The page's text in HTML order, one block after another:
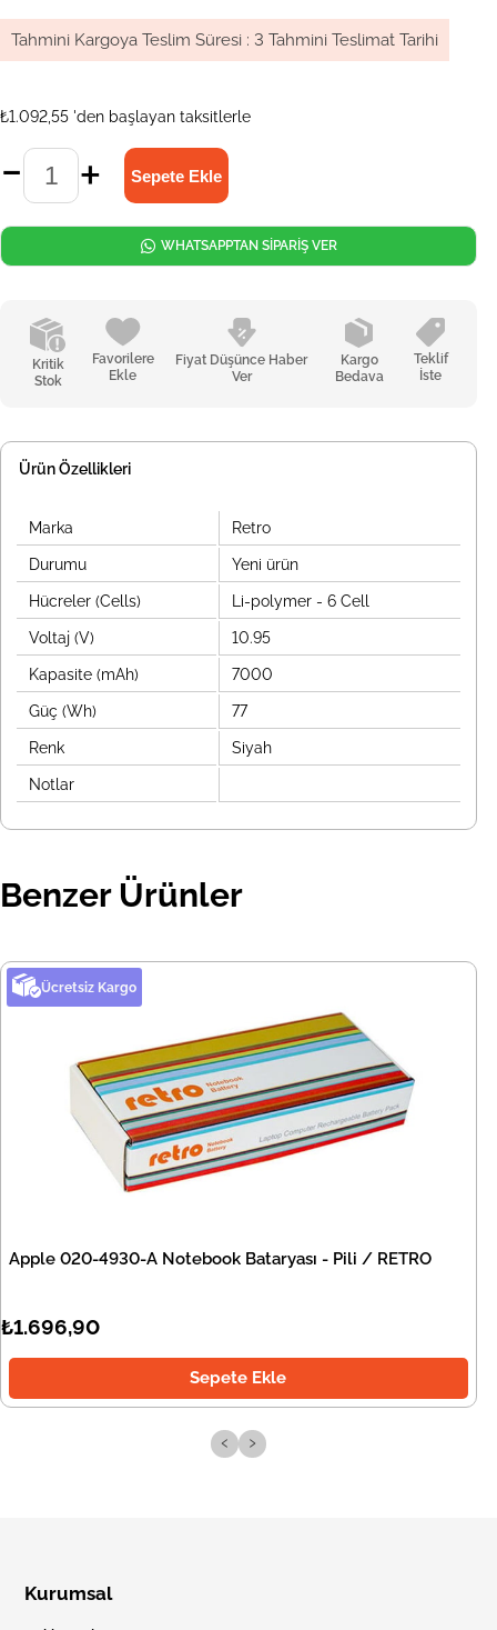
Tahmini Kargoya Teslim Süresi : 3 Tahmini Teslimat Tarihi
₺1.092,55 'den başlayan taksitlerle
Kritik
Stok
Favorilere
Ekle
Fiyat Düşünce Haber
Ver
Kargo
Bedava
Teklif
İste
WHATSAPPTAN SİPARİŞ VER
Ürün Özellikleri
Marka Retro
Durumu Yeni ürün
Hücreler (Cells) Li-polymer - 6 Cell
Voltaj (V) 10.95
Kapasite (mAh) 7000
Güç (Wh) 77
Renk Siyah
Notlar
Benzer Ürünler
Ücretsiz Kargo
Apple 020-4930-A Notebook Bataryası - Pili / RETRO
₺1.696,90
Sepete Ekle
‹ ›
Kurumsal